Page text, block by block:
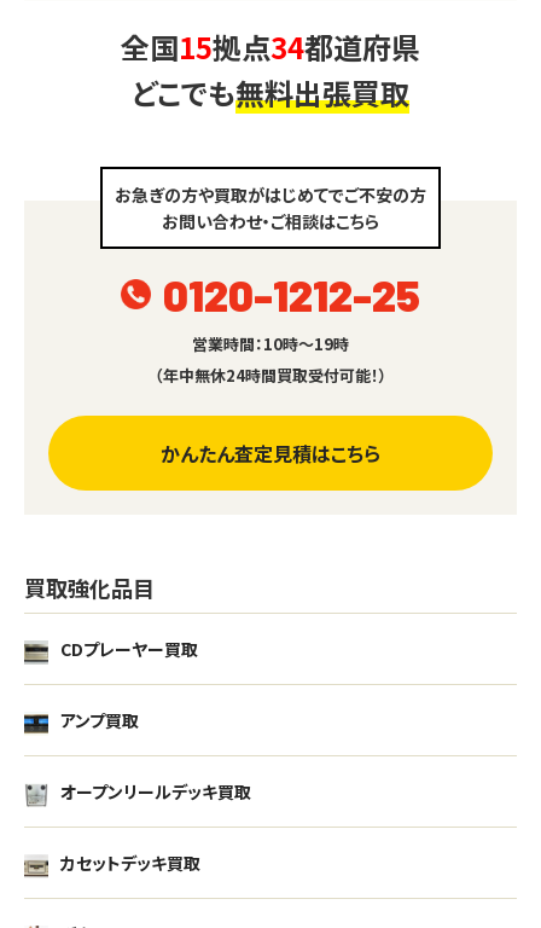
全国15拠点34都道府県
どこでも無料出張買取
お急ぎの方や買取がはじめてでご不安の方
お問い合わせ・ご相談はこちら
0120-1212-25
営業時間：10時～19時
（年中無休24時間買取受付可能！）
かんたん査定見積はこちら
買取強化品目
CDプレーヤー買取
アンプ買取
オープンリールデッキ買取
カセットデッキ買取